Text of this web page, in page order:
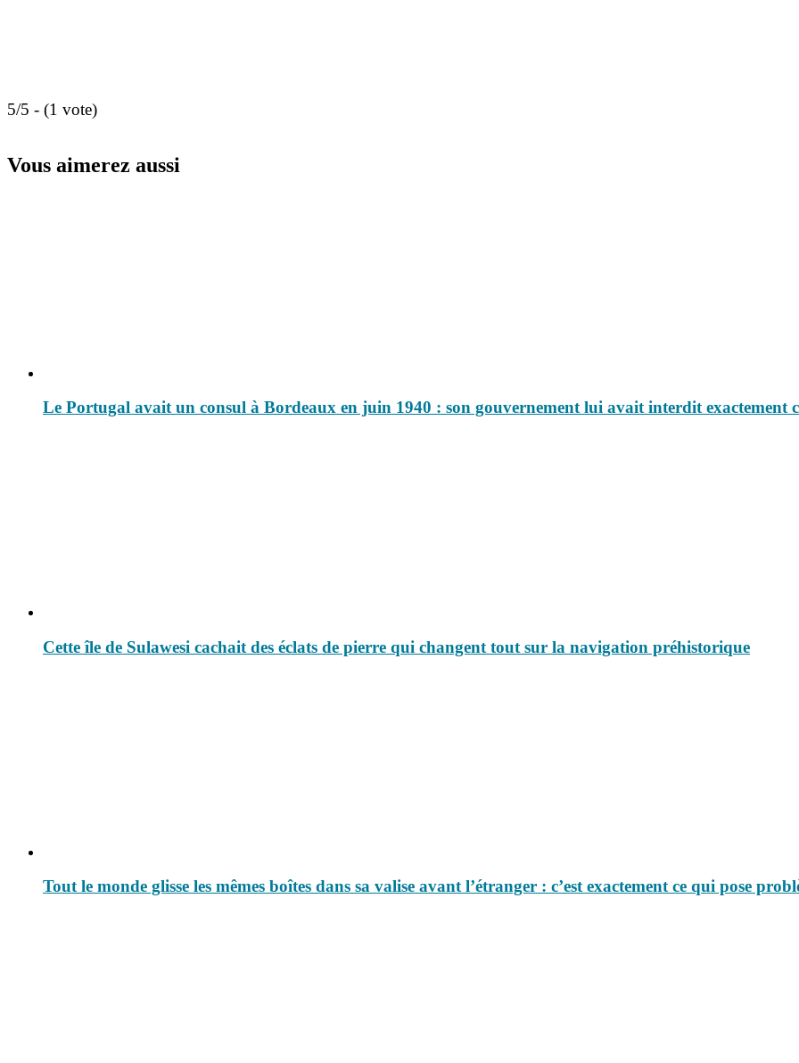
5/5 - (1 vote)
Vous aimerez aussi
Le Portugal avait un consul à Bordeaux en juin 1940 : son gouvernement lui avait interdit exactement
Cette île de Sulawesi cachait des éclats de pierre qui changent tout sur la navigation préhistorique
Tout le monde glisse les mêmes boîtes dans sa valise avant l’étranger : c’est exactement ce qui pose